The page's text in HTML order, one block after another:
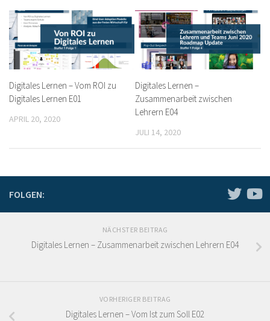
Digitales Lernen – Vom ROI zu
Digitales Lernen E01
APRIL 20, 2020
Digitales Lernen –
Zusammenarbeit zwischen
Lehrern E04
JULI 14, 2020
FOLGEN:
NÄCHSTER BEITRAG
Digitales Lernen – Zusammenarbeit zwischen Lehrern E04
VORHERIGER BEITRAG
Digitales Lernen – Vom Ist zum Soll E02